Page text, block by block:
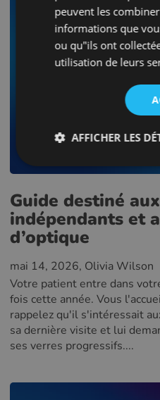
Guide destiné
indépendants et
d’optique
mai 14, 2026, Olivia Wilson
Votre patient entre dans
fois cette année. Vous
rappelez qu'il s'intéressait
sa dernière visite et lui
ses verres progressifs....
peuvent les
informations que
ou qu"ils ont
utilisation de leurs
AFFICHER LES